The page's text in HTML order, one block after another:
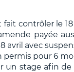
fait contrôler le
payée
avril avec
permis pour 6
un stage afin